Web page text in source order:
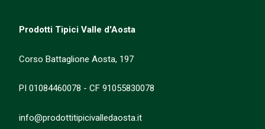
Prodotti Tipici Valle d'Aosta
Corso Battaglione Aosta, 197
PI 01084460078 - CF 91055830078
info@prodottitipicivalledaosta.it